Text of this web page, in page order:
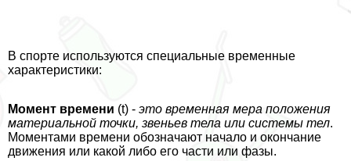
В спорте используются специальные временные
хаpaктеристики:
Момент времени (t) - это временная мера положения
материальной точки, звеньев тела или системы тел.
Моментами времени обозначают начало и окончание
движения или какой либо его части или фазы.